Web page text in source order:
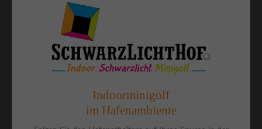
Indoorminigolf
im Hafenambiente